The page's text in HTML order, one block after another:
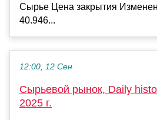
Сырье Цена закрытия
40.946...
12:00, 12 Сен
Сырьевой рынок, Daily
2025 г.